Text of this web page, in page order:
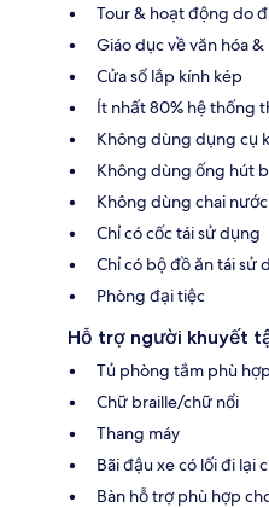
Tour & hoạt động do
Giáo dục về văn hóa
Cửa sổ lắp kính kép
Ít nhất 80% hệ thống
Không dùng dụng cụ
Không dùng ống hút
Không dùng chai
Chỉ có cốc tái sử dụng
Chỉ có bộ đồ ăn tái sử
Phòng đại tiệc
Hỗ trợ người khuyết
Tủ phòng tắm phù
Chữ braille/chữ nổi
Thang máy
Bãi đậu xe có lối đi lại
Bàn hỗ trợ phù hợp